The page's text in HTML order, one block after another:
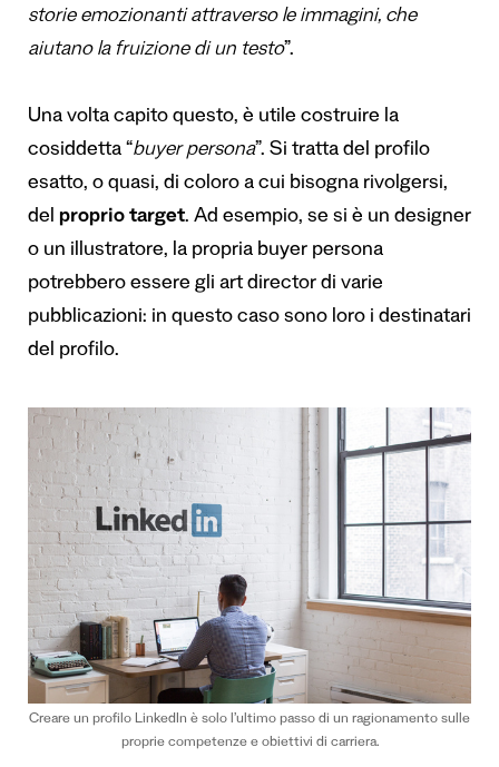
storie emozionanti attraverso le immagini, che
aiutano la fruizione di un testo”.
Una volta capito questo, è utile costruire la
cosiddetta “buyer persona”. Si tratta del profilo
esatto, o quasi, di coloro a cui bisogna rivolgersi,
del proprio target. Ad esempio, se si è un designer
o un illustratore, la propria buyer persona
potrebbero essere gli art director di varie
pubblicazioni: in questo caso sono loro i destinatari
del profilo.
Creare un profilo LinkedIn è solo l’ultimo passo di un ragionamento sulle
proprie competenze e obiettivi di carriera.